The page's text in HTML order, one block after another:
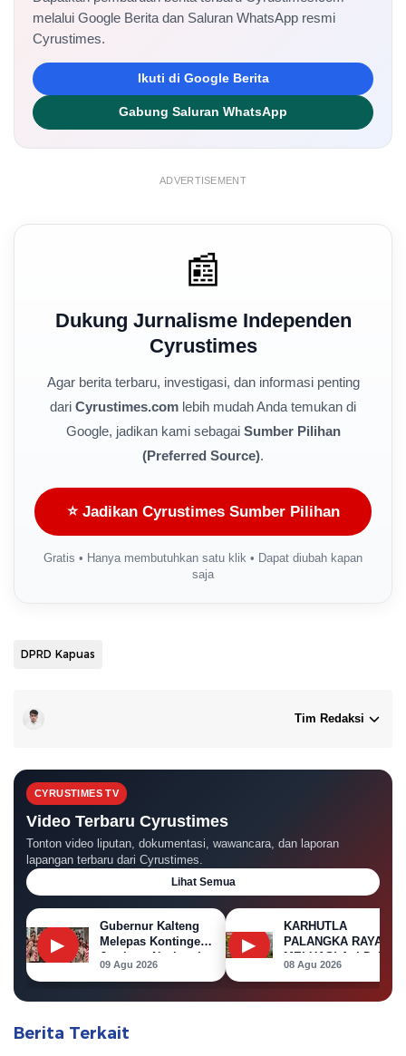
melalui Google Berita dan Saluran WhatsApp resmi
Cyrustimes.
Ikuti di Google Berita
Gabung Saluran WhatsApp
ADVERTISEMENT
📰
Dukung Jurnalisme Independen
Cyrustimes
Agar berita terbaru, investigasi, dan informasi penting
dari Cyrustimes.com lebih mudah Anda temukan di
Google, jadikan kami sebagai Sumber Pilihan
(Preferred Source).
⭐ Jadikan Cyrustimes Sumber Pilihan
Gratis • Hanya membutuhkan satu klik • Dapat diubah kapan
saja
DPRD Kapuas
Tim Redaksi
CYRUSTIMES TV
Video Terbaru Cyrustimes
Tonton video liputan, dokumentasi, wawancara, dan laporan
lapangan terbaru dari Cyrustimes.
Lihat Semua
▶
Gubernur Kalteng
Melepas Kontingen
Jambore Nasional
XII 2026
09 Agu 2026
▶
KARHUTLA
PALANGKA RAYA
MELUAS! Api Dekati
Permukiman, Rumah
di Jalan Kalibata
Terbakar
08 Agu 2026
Berita Terkait